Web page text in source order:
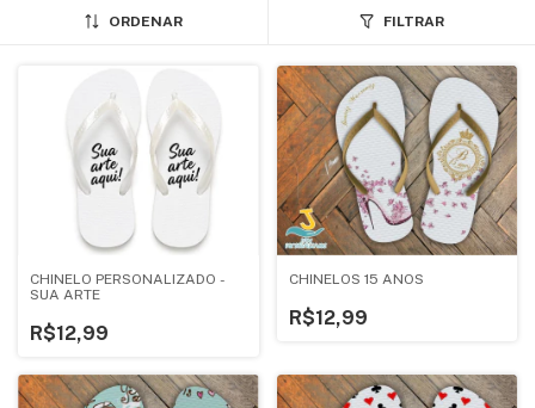
ORDENAR FILTRAR
CHINELO PERSONALIZADO -
SUA ARTE
R$12,99
CHINELOS 15 ANOS
R$12,99